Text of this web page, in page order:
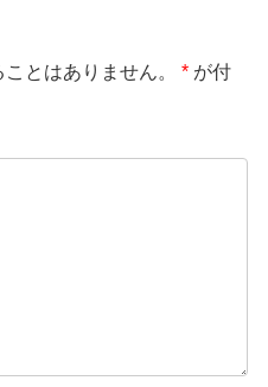
とはありません。 * が付